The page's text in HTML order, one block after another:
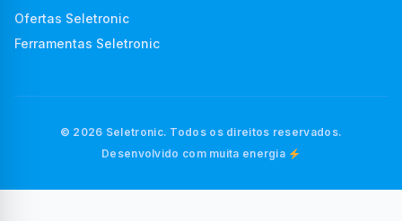
Ofertas Seletronic
Ferramentas Seletronic
© 2026 Seletronic. Todos os direitos reservados.
Desenvolvido com muita energia